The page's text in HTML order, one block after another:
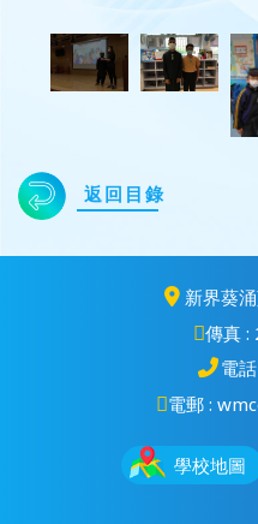
返回目錄
新界葵
傳真 :
電
電郵 :
學校地圖